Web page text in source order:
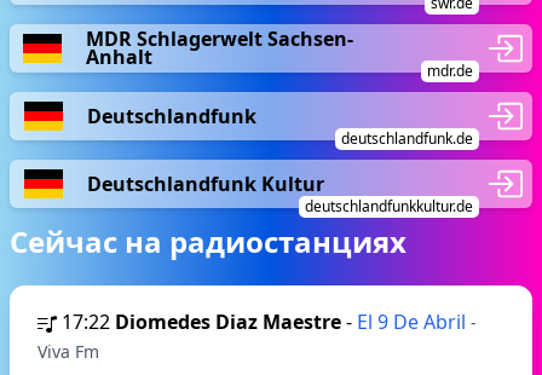
MDR Schlagerwelt Sachsen-
Anhalt
mdr.de
Deutschlandfunk
deutschlandfunk.de
Deutschlandfunk Kultur
deutschlandfunkkultur.de
Сейчас на радиостанциях
17:22 Diomedes Diaz Maestre- El 9 De Abril -
Viva Fm